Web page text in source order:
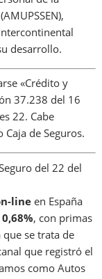
desarrollo.
«Crédito y
37.238 del 16
22. Cabe
de Seguros.
del 22 del
line en España
0,68%, con primas
que se trata de
que registró el
como Autos